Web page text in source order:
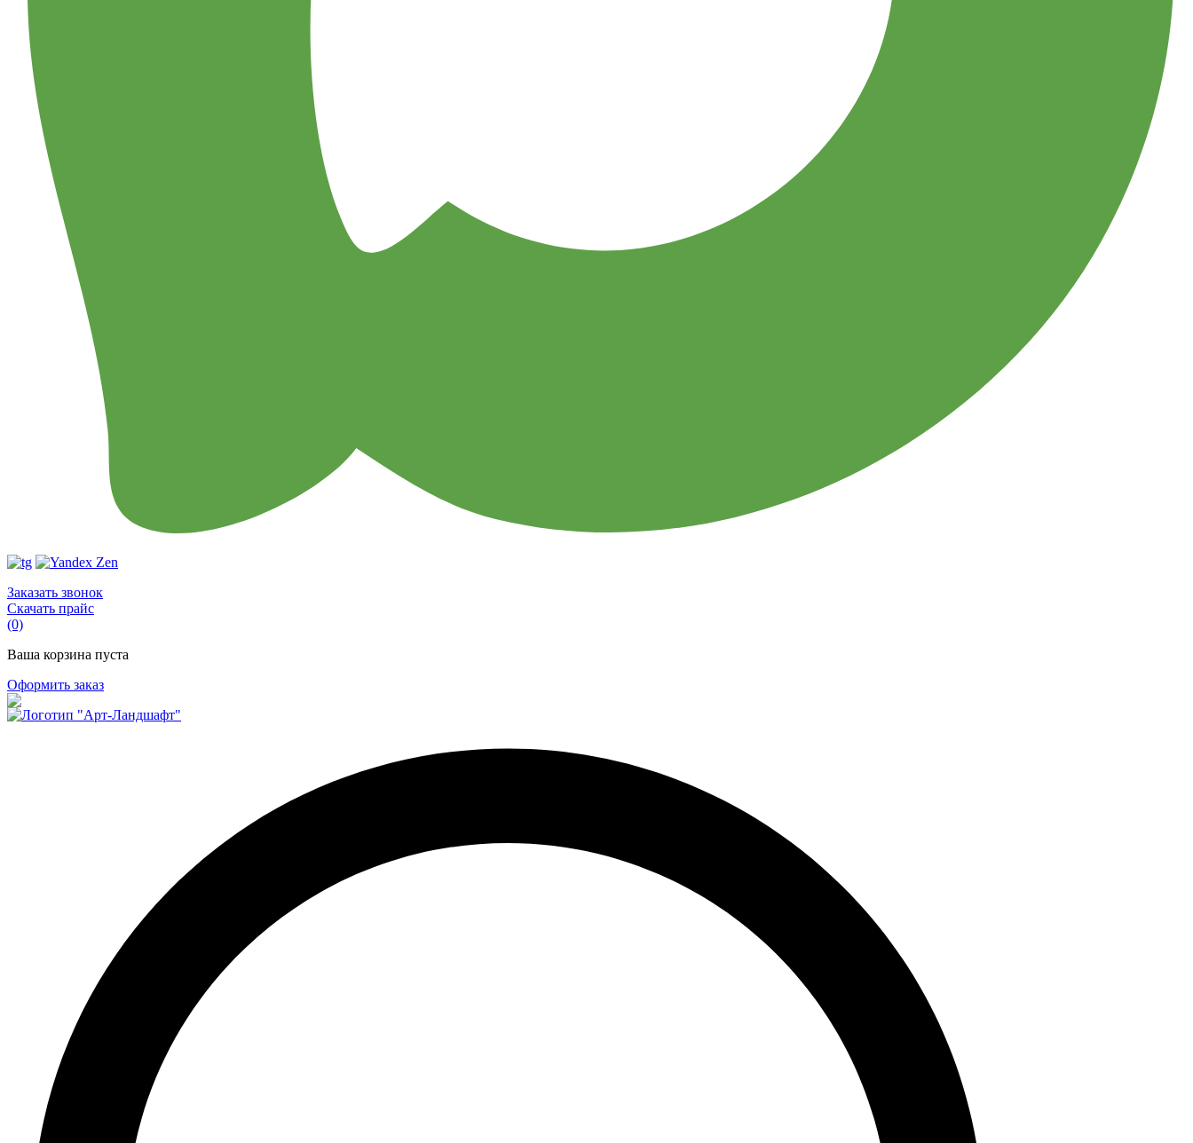
Заказать звонок
Скачать прайс
(0)
Ваша корзина пуста
Оформить заказ